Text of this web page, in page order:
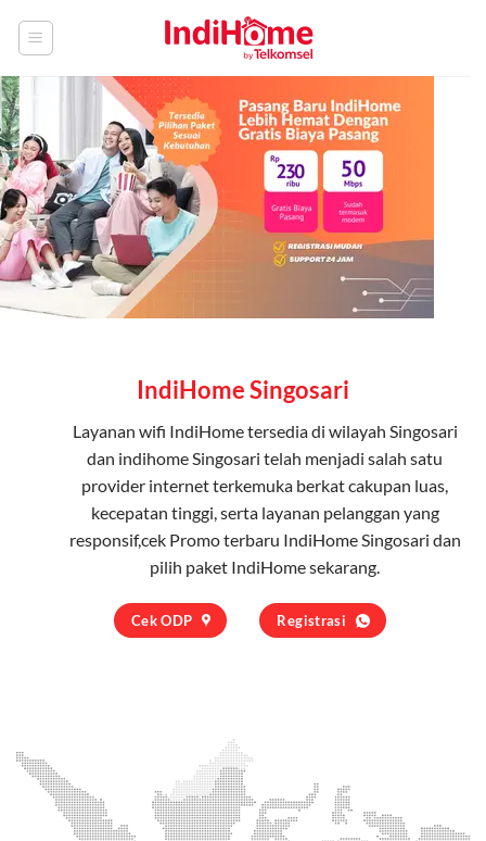
IndiHome Singosari
Layanan wifi IndiHometersedia di wilayah Singosari
dan indihome Singosari telah menjadi salah satu
provider internet terkemuka berkat cakupan luas,
kecepatan tinggi, serta layanan pelanggan yang
responsif,cek Promo terbaru IndiHome Singosari dan
pilih paket IndiHomesekarang.
Cek ODP Registrasi